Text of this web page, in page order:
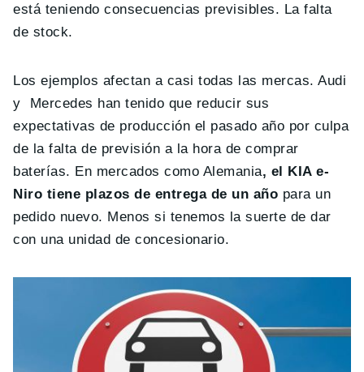
está teniendo consecuencias previsibles. La falta
de stock.
Los ejemplos afectan a casi todas las mercas. Audi
y Mercedes han tenido que reducir sus
expectativas de producción el pasado año por culpa
de la falta de previsión a la hora de comprar
baterías. En mercados como Alemania, el KIA e-
Niro tiene plazos de entrega de un año para un
pedido nuevo. Menos si tenemos la suerte de dar
con una unidad de concesionario.